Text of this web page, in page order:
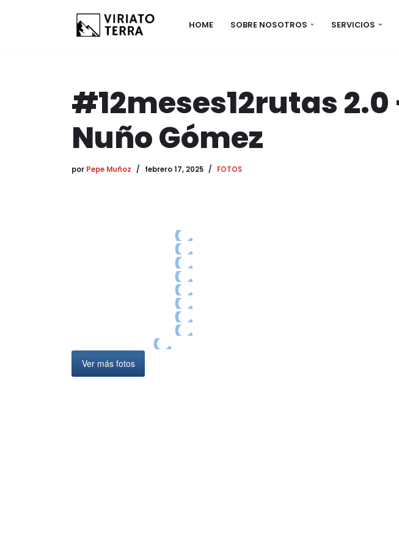
HOME SOBRE NOSOTROS SERVICIOS
#12meses12rutas 2.0
Nuño Gómez
por Pepe Muñoz febrero 17, 2025 FOTOS
Ver más fotos